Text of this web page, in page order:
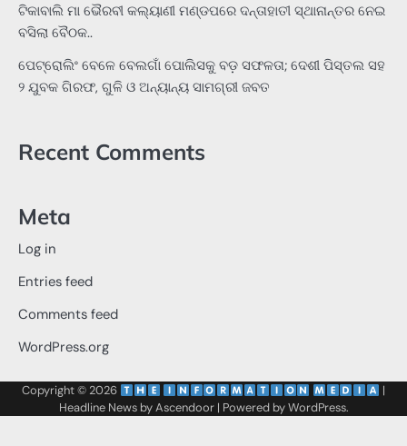
ଟିକାବାଲି ମା ଭୈରବୀ କଲ୍ୟାଣୀ ମଣ୍ଡପରେ ଦନ୍ତାହାତୀ ସ୍ଥାନାନ୍ତର ନେଇ
ବସିଲା ବୈଠକ..
ପେଟ୍ରୋଲିଂ ବେଳେ ବେଲଗାଁ ପୋଲିସକୁ ବଡ଼ ସଫଳତା; ଦେଶୀ ପିସ୍ତଲ ସହ
୨ ଯୁବକ ଗିରଫ, ଗୁଳି ଓ ଅନ୍ୟାନ୍ୟ ସାମଗ୍ରୀ ଜବତ
Recent Comments
Meta
Log in
Entries feed
Comments feed
WordPress.org
Copyright © 2026
|
Headline News byAscendoor| Powered byWordPress.